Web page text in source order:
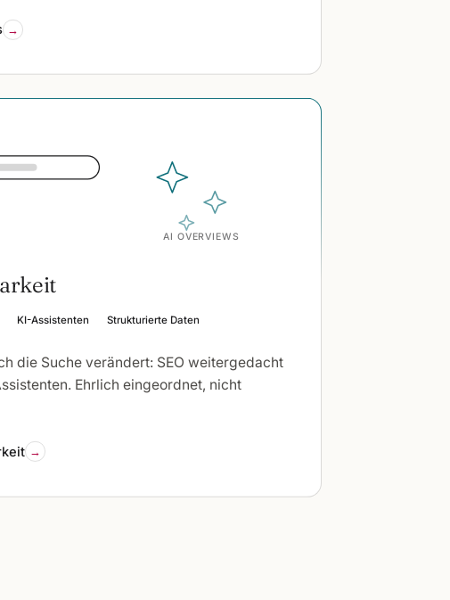
AI OVERVIEWS
KI-Assistenten Strukturierte Daten
die Suche verändert: SEO weitergedacht
Ehrlich eingeordnet, nicht